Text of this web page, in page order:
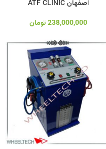
اصفهان ATF CLINIC
238,000,000 تومان